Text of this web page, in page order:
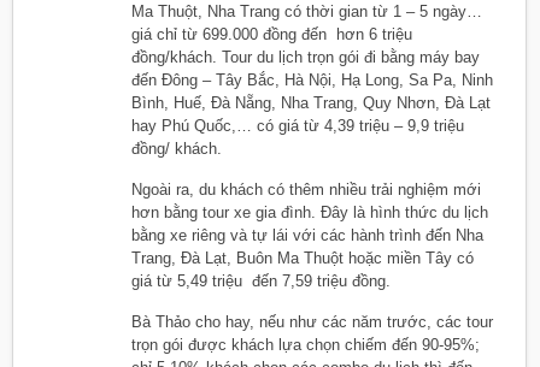
Ma Thuột, Nha Trang có thời gian từ 1 – 5 ngày…
giá chỉ từ 699.000 đồng đến hơn 6 triệu
đồng/khách. Tour du lịch trọn gói đi bằng máy bay
đến Đông – Tây Bắc, Hà Nội, Hạ Long, Sa Pa, Ninh
Bình, Huế, Đà Nẵng, Nha Trang, Quy Nhơn, Đà Lạt
hay Phú Quốc,… có giá từ 4,39 triệu – 9,9 triệu
đồng/ khách.
Ngoài ra, du khách có thêm nhiều trải nghiệm mới
hơn bằng tour xe gia đình. Đây là hình thức du lịch
bằng xe riêng và tự lái với các hành trình đến Nha
Trang, Đà Lạt, Buôn Ma Thuột hoặc miền Tây có
giá từ 5,49 triệu đến 7,59 triệu đồng.
Bà Thảo cho hay, nếu như các năm trước, các tour
trọn gói được khách lựa chọn chiếm đến 90-95%;